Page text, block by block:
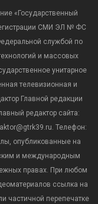
«Государственный
СМИ ЭЛ № ФС
службой по
и массовых
унитарное
телевизионная и
Главной редакции
редактор сайта:
Телефон:
опубликованные на
и международным
правах. При любом
ссылка на
частичной перепечатке